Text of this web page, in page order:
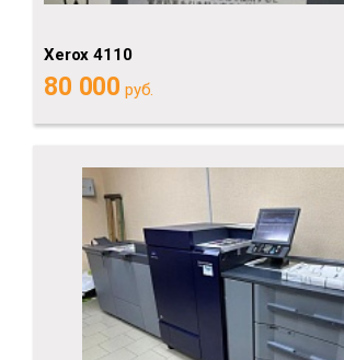
Xerox 4110
80 000 руб.